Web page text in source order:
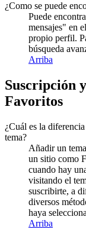
¿Como se puede
Puede
mensajes" en
propio perfil.
búsqueda
Arriba
Suscripción
Favoritos
¿Cuál es la
tema?
Añadir un
un sitio como
cuando hay
visitando el
suscribirte, a
diversos
haya
Arriba